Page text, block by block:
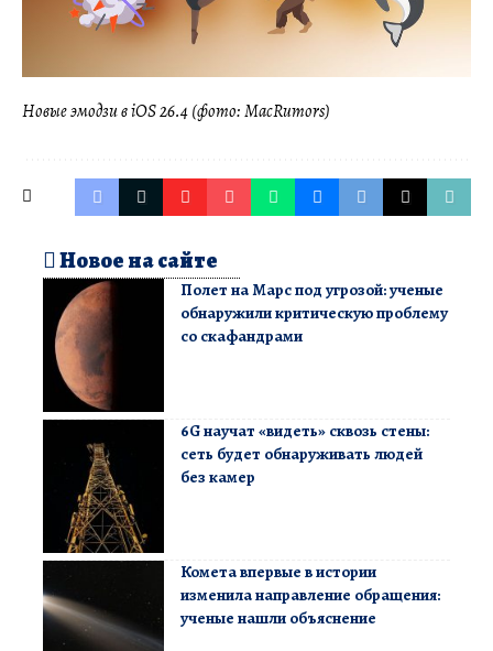
Новые эмодзи в iOS 26.4 (фото: MacRumors)
Новое на сайте
Полет на Марс под угрозой: ученые
обнаружили критическую проблему
со скафандрами
6G научат «видеть» сквозь стены:
сеть будет обнаруживать людей
без камер
Комета впервые в истории
изменила направление обращения:
ученые нашли объяснение